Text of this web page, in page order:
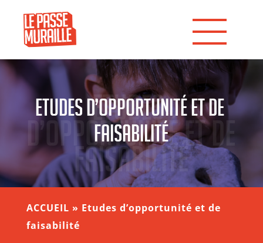
Etudes
d’opportunité et de
faisabilité
Etudes d’opportunité et de
faisabilité
ACCUEIL » Etudes d’opportunité et de
faisabilité